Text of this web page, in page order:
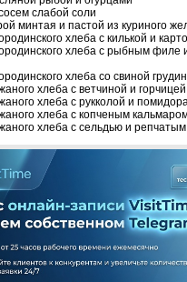
слабой соли
минтая и пастой из куриного
хлеба с килькой и
хлеба с рыбным филе
хлеба со свиной
хлеба с ветчиной и горчицей
хлеба с рукколой и
хлеба с копченым
хлеба с сельдью и